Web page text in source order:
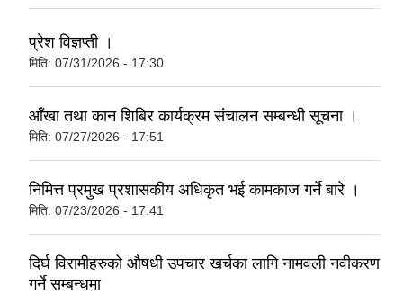
प्रेश विज्ञप्ती ।
मिति: 07/31/2026 - 17:30
आँखा तथा कान शिबिर कार्यक्रम संचालन सम्बन्धी सूचना ।
मिति: 07/27/2026 - 17:51
निमित्त प्रमुख प्रशासकीय अधिकृत भई कामकाज गर्ने बारे ।
मिति: 07/23/2026 - 17:41
दिर्घ विरामीहरुको औषधी उपचार खर्चका लागि नामवली नवीकरण
गर्ने सम्बन्धमा